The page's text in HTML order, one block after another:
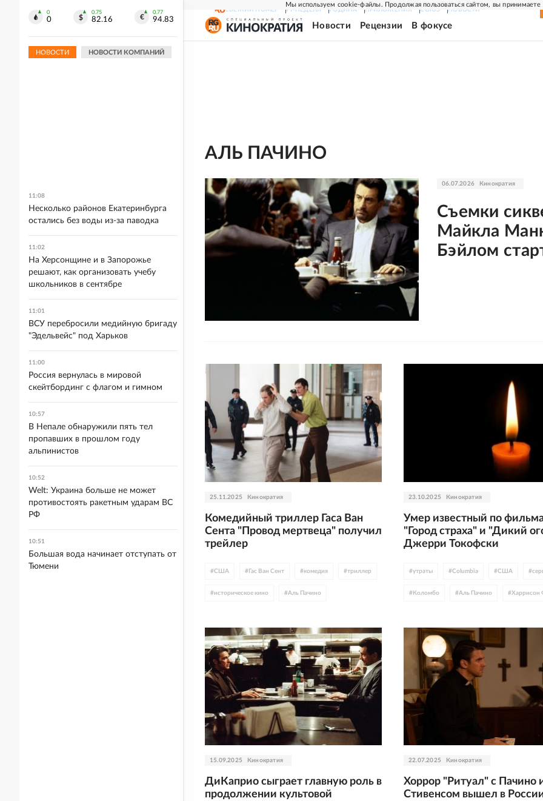
Мы используем cookie-файлы. Продолжая пользоваться сайтом, вы принимаете
СВЕЖИЙ НОМЕР РГ-НЕДЕЛЯ РОДИНА ПРИЛОЖЕНИЯ СОЮЗ НОВОСТИ
Новости Рецензии В фокусе
АЛЬ ПАЧИНО
06.07.2026 Кинократия
Съемки
Майкла
Бэйлом
25.11.2025 Кинократия
Комедийный триллер Гаса Ван
Сента "Провод мертвеца" получил
трейлер
#США # Гас Ван Сент #комедия #триллер
#историческое кино #Аль Пачино
23.10.2025 Кинократия
Умер известный по
"Город страха" и "Дикий
Джерри Токофски
#утраты #Columbia #США #
# Коломбо #Аль Пачино #Харрисон
15.09.2025 Кинократия
ДиКаприо сыграет главную роль в
продолжении культовой
22.07.2025 Кинократия
Хоррор "Ритуал" с Пачино
Стивенсом вышел в
0
0
0.75
82.16
0.77
94.83
НОВОСТИ НОВОСТИ КОМПАНИЙ
11:08
Несколько районов Екатеринбурга
остались без воды из-за паводка
11:02
На Херсонщине и в Запорожье
решают, как организовать учебу
школьников в сентябре
11:01
ВСУ перебросили медийную бригаду
"Эдельвейс" под Харьков
11:00
Россия вернулась в мировой
скейтбординг с флагом и гимном
10:57
В Непале обнаружили пять тел
пропавших в прошлом году
альпинистов
10:52
Welt: Украина больше не может
противостоять ракетным ударам ВС
РФ
10:51
Большая вода начинает отступать от
Тюмени